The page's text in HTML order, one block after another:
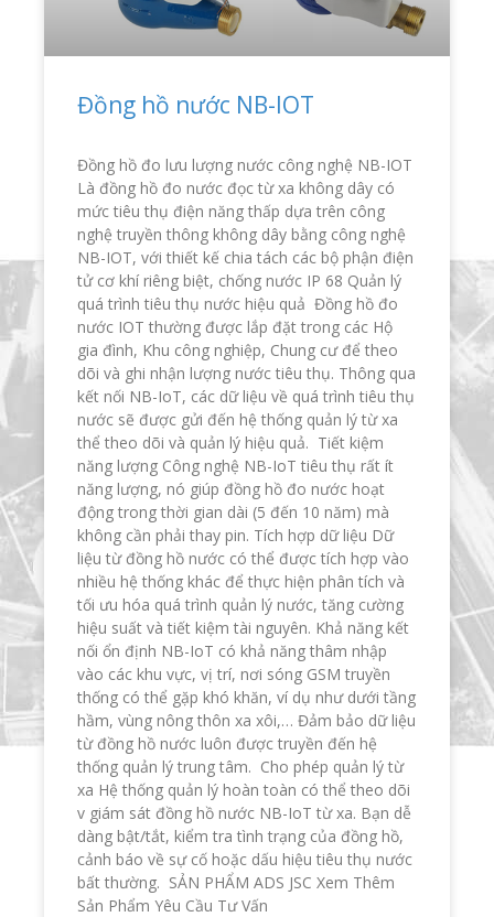
Đồng hồ nước NB-IOT
Đồng hồ đo lưu lượng nước công nghệ NB-IOT
Là đồng hồ đo nước đọc từ xa không dây có
mức tiêu thụ điện năng thấp dựa trên công
nghệ truyền thông không dây bằng công nghệ
NB-IOT, với thiết kế chia tách các bộ phận điện
tử cơ khí riêng biệt, chống nước IP 68 Quản lý
quá trình tiêu thụ nước hiệu quả Đồng hồ đo
nước IOT thường được lắp đặt trong các Hộ
gia đình, Khu công nghiệp, Chung cư để theo
dõi và ghi nhận lượng nước tiêu thụ. Thông qua
kết nối NB-IoT, các dữ liệu về quá trình tiêu thụ
nước sẽ được gửi đến hệ thống quản lý từ xa
thể theo dõi và quản lý hiệu quả. Tiết kiệm
năng lượng Công nghệ NB-IoT tiêu thụ rất ít
năng lượng, nó giúp đồng hồ đo nước hoạt
động trong thời gian dài (5 đến 10 năm) mà
không cần phải thay pin. Tích hợp dữ liệu Dữ
liệu từ đồng hồ nước có thể được tích hợp vào
nhiều hệ thống khác để thực hiện phân tích và
tối ưu hóa quá trình quản lý nước, tăng cường
hiệu suất và tiết kiệm tài nguyên. Khả năng kết
nối ổn định NB-IoT có khả năng thâm nhập
vào các khu vực, vị trí, nơi sóng GSM truyền
thống có thể gặp khó khăn, ví dụ như dưới tầng
hầm, vùng nông thôn xa xôi,… Đảm bảo dữ liệu
từ đồng hồ nước luôn được truyền đến hệ
thống quản lý trung tâm. Cho phép quản lý từ
xa Hệ thống quản lý hoàn toàn có thể theo dõi
v giám sát đồng hồ nước NB-IoT từ xa. Bạn dễ
dàng bật/tắt, kiểm tra tình trạng của đồng hồ,
cảnh báo về sự cố hoặc dấu hiệu tiêu thụ nước
bất thường. SẢN PHẨM ADS JSC Xem Thêm
Sản Phẩm Yêu Cầu Tư Vấn